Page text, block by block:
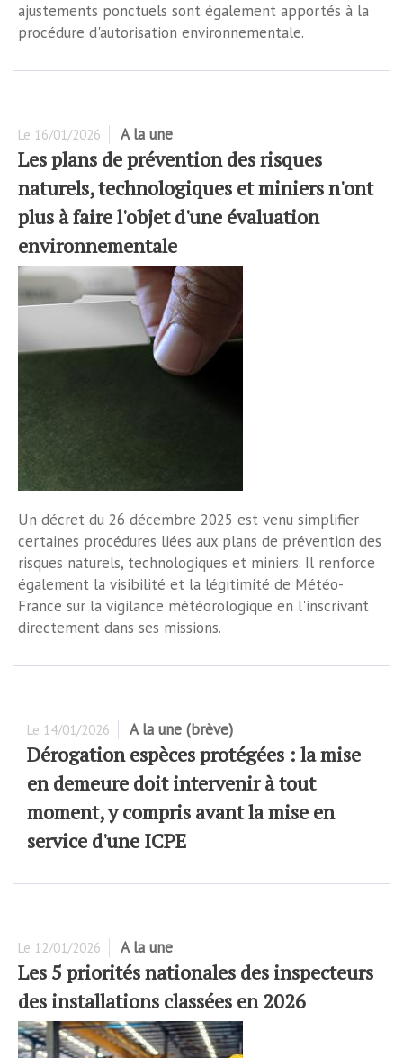
ajustements ponctuels sont également apportés à la
procédure d'autorisation environnementale.
Le 16/01/2026 A la une
Les plans de prévention des risques
naturels, technologiques et miniers n'ont
plus à faire l'objet d'une évaluation
environnementale
Un décret du 26 décembre 2025 est venu simplifier
certaines procédures liées aux plans de prévention des
risques naturels, technologiques et miniers. Il renforce
également la visibilité et la légitimité de Météo-
France sur la vigilance météorologique en l'inscrivant
directement dans ses missions.
Le 14/01/2026 A la une (brève)
Dérogation espèces protégées : la mise
en demeure doit intervenir à tout
moment, y compris avant la mise en
service d'une ICPE
Le 12/01/2026 A la une
Les 5 priorités nationales des inspecteurs
des installations classées en 2026